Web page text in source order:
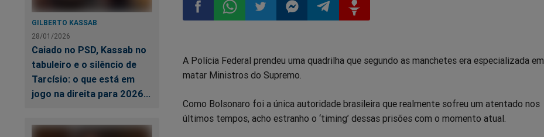
GILBERTO KASSAB
28/01/2026
Caiado no PSD, Kassab no
tabuleiro e o silêncio de
Tarcísio: o que está em
jogo na direita para 2026...
no
no
no
no
no
no
A Polícia Federal prendeu uma quadrilha que segundo as manchetes era especializada em
matar Ministros do Supremo.
Como Bolsonaro foi a única autoridade brasileira que realmente sofreu um atentado nos
últimos tempos, acho estranho o ‘timing’ dessas prisões com o momento atual.